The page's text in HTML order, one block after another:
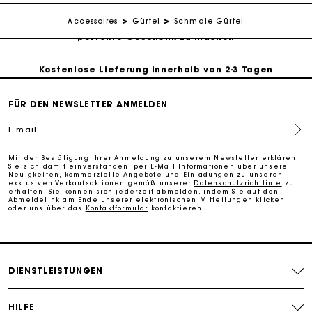
Accessoires Gürtel Schmale Gürtel
Die Maje-Geschenkkarte: Die beste Möglichkeit, das
Kostenlose Lieferung innerhalb von 2-3 Tagen
PayPal - Bezahlung nach 30 Tagen
Kostenlose Umtausch & Rücksendung
Die Maje-Geschenkkarte: Die beste Möglichkeit, das
perfekte Geschenk zu machen
FÜR DEN NEWSLETTER ANMELDEN
E-mail
Mit der Bestätigung Ihrer Anmeldung zu unserem Newsletter erklären
Sie sich damit einverstanden, per E-Mail Informationen über unsere
Neuigkeiten, kommerzielle Angebote und Einladungen zu unseren
exklusiven Verkaufsaktionen gemäß unserer Datenschutzrichtlinie
zu
erhalten. Sie können sich jederzeit abmelden, indem Sie auf den
Abmeldelink am Ende unserer elektronischen Mitteilungen klicken
oder uns über das
Kontaktformular kontaktieren.
DIENSTLEISTUNGEN
HILFE